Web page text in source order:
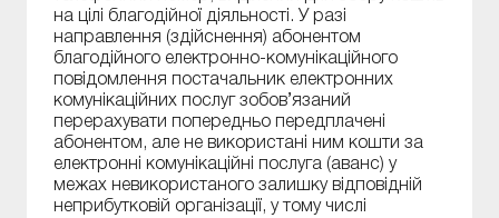
на цілі благодійної діяльності. У разі
направлення (здійснення) абонентом
благодійного електронно-комунікаційного
повідомлення постачальник електронних
комунікаційних послуг зобов’язаний
перерахувати попередньо передплачені
абонентом, але не використані ним кошти за
електронні комунікаційні послуга (аванс) у
межах невикористаного залишку відповідній
неприбутковій організації, у тому числі